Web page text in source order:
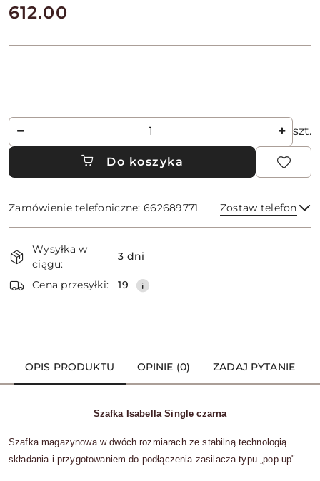
cena:
612.00
Ilość szt.
Do koszyka
Zamówienie telefoniczne: 662689771 Zostaw telefon
Dostępność
i
dostawa
Wysyłka w
ciągu:
3 dni
Cena przesyłki: 19
OPIS PRODUKTU OPINIE (0) ZADAJ PYTANIE
Szafka Isabella Single czarna
Szafka magazynowa w dwóch rozmiarach ze stabilną technologią
składania i przygotowaniem do podłączenia zasilacza typu „pop-up".